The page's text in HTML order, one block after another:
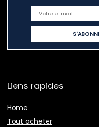
Liens rapides
Home
Tout acheter